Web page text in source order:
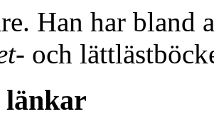
Han har
och
länkar